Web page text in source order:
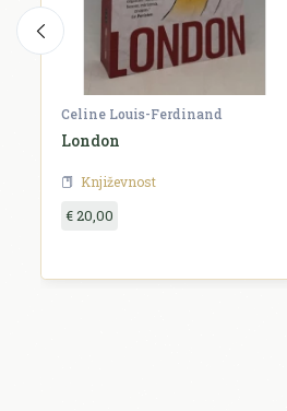
Celine Louis-Ferdinand
London
Književnost
€ 20,00